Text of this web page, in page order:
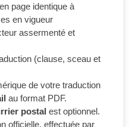
page identique à
en vigueur
assermenté et
(clause, sceau et
de votre traduction
au format PDF.
postal est optionnel.
officielle, effectuée par